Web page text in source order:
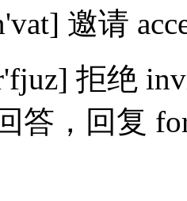
邀请
拒绝
答，回复